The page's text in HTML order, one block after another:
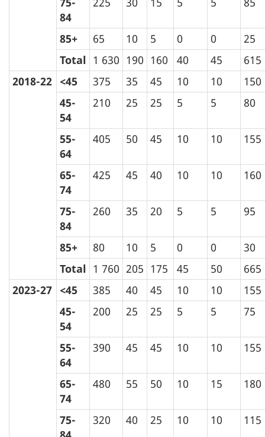
84
85+ 65 10 5 0 0
25
Total 1 630 190 160 40 45
615
2018-22 <45 375 35 45 10 10
150
45-
54
210 25 25 5 5 80
55-
64
405 50 45 10 10 155
65-
74
425 45 40 10 10 160
75-
84
260 35 20 5 5 95
85+ 80 10 5 0 0
30
Total 1 760 205 175 45 50
665
2023-27 <45 385 40 45 10 10
155
45-
54
200 25 25 5 5 75
55-
64
390 45 45 10 10 155
65-
74
480 55 50 10 15 180
75-
320 40 25 10 10 115